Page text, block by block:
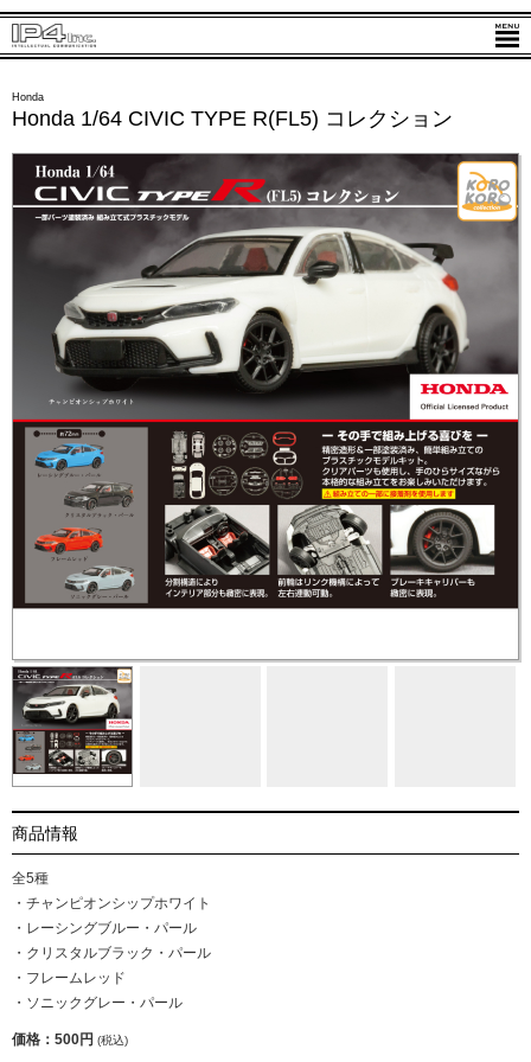
Honda
Honda 1/64 CIVIC TYPE R(FL5) コレクション
商品情報
全5種
・チャンピオンシップホワイト
・レーシングブルー・パール
・クリスタルブラック・パール
・フレームレッド
・ソニックグレー・パール
価格：500円 (税込)